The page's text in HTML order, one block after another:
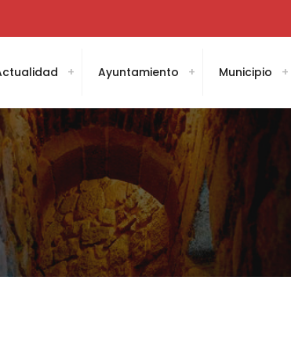
Ayuntamiento Municipio